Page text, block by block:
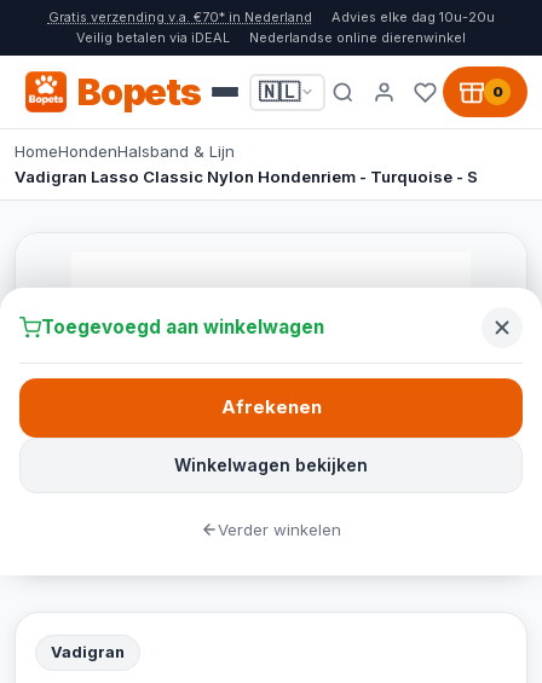
Gratis verzending v.a. €70* in Nederland
Advies elke dag 10u-20u
Veilig betalen via iDEAL
Nederlandse online dierenwinkel
Bopets 🇳🇱 0
HomeHondenHalsband & Lijn
Vadigran Lasso Classic Nylon Hondenriem - Turquoise - S
Vadigran
Toegevoegd aan winkelwagen
Winkelwagen bekijken
Afrekenen
Verder winkelen